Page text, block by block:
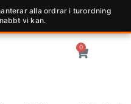
alla ordrar i turordning
vi kan.
0